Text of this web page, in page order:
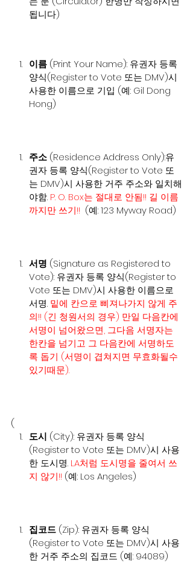
됩니다)
이름 (Print Your Name): 유권자 등록
양식(Register to Vote 또는 DMV)시
사용한 이름으로 기입 (예: Gil Dong
Hong)
주소 (Residence Address Only):유
권자 등록 양식(Register to Vote 또
는 DMV)시 사용한 거주 주소와 일치해
야함. P. O. Box는 절대로 안됨!! 길 이름
까지만 쓰기!! (예: 123 Myway Road)
서명 (Signature as Registered to
Vote): 유권자 등록 양식(Register to
Vote 또는 DMV)시 사용한 이름으로
서명. 밑에 칸으로 삐져나가지 않게 주
의!! (긴 청원서의 경우) 만일 다음칸에
서명이 넘어왔으면, 그다음 서명자는
한칸을 넘기고 그 다음칸에 서명하도
록 돕기 (서명이 겹쳐지면 무효화될수
있기때문).
(
도시 (City): 유권자 등록 양식
(Register to Vote 또는 DMV)시 사용
한 도시명. LA처럼 도시명을 줄여서 쓰
지 않기!! (예: Los Angeles)
집코드 (Zip): 유권자 등록 양식
(Register to Vote 또는 DMV)시 사용
한 거주 주소의 집코드 (예: 94089)